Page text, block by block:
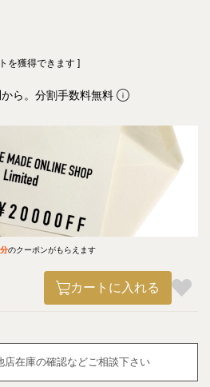
を獲得できます ]
から。分割手数料無料
のクーポンがもらえます
カートに入れる
店在庫の確認などご相談下さい